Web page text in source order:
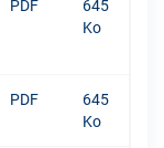
PDF
645
Ko
PDF
645
Ko